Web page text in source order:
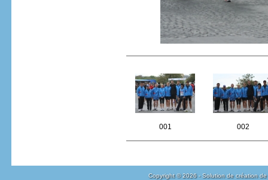
001 002
Copyright © 2026 - Solution de création